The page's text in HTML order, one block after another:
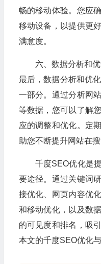
畅的移动体验。您应
移动设备，以提供更
满意度。
六、数据分析和
最后，数据分析和优
一部分。通过分析网
等数据，您可以了解
应的调整和优化。定
助您不断提升网站在
千度SEO优化是
要途径。通过关键词
接优化、网页内容优
和移动优化，以及数
的可见度和排名，吸
本文的千度SEO优化